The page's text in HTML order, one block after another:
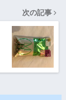
次の記事